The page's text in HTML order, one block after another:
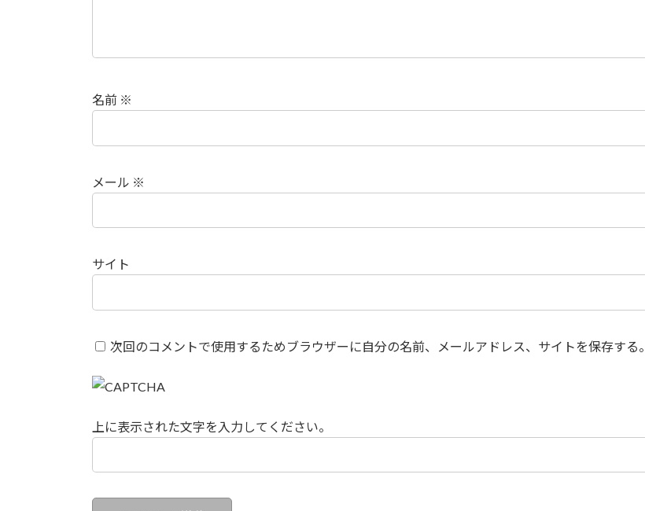
名前 ※
メール ※
サイト
次回のコメントで使用するためブラウザーに自分の名前、メールアドレス、サイトを保存する。
上に表示された文字を入力してください。